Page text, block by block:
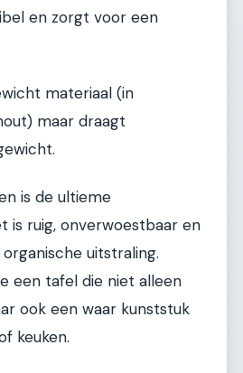
en zorgt voor een
materiaal (in
maar draagt
is de ultieme
is ruig, onverwoestbaar en
uitstraling.
een tafel die niet alleen
ook een waar kunststuk
keuken.